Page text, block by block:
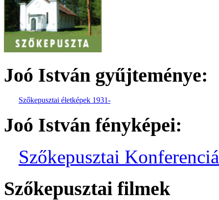
Joó István gyűjteménye:
Szőkepusztai életképek 1931-
Joó István fényképei:
Szőkepusztai
Szőkepusztai filmek